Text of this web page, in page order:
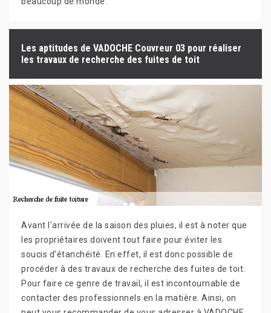
Les aptitudes de VADOCHE Couvreur 03 pour réaliser
les travaux de recherche des fuites de toit
Avant l'arrivée de la saison des pluies, il est à noter que
les propriétaires doivent tout faire pour éviter les
soucis d'étanchéité. En effet, il est donc possible de
procéder à des travaux de recherche des fuites de toit.
Pour faire ce genre de travail, il est incontournable de
contacter des professionnels en la matière. Ainsi, on